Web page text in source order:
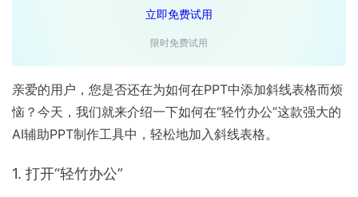
立即免费试用
限时免费试用
亲爱的用户，您是否还在为如何在PPT中添加斜线表格而烦
恼？今天，我们就来介绍一下如何在“轻竹办公”这款强大的
AI辅助PPT制作工具中，轻松地加入斜线表格。
1. 打开“轻竹办公”